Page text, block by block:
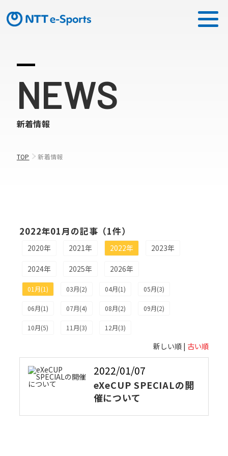
ミッション
ソリューション
ピックアップ
ニュース
NEWS
新着情報
TOP 新着情報
2022年01月の記事（1件）
2020年 2021年 2022年 2023年
2024年 2025年 2026年
01月(1) 03月(2) 04月(1) 05月(3)
06月(1) 07月(4) 08月(2) 09月(2)
10月(5) 11月(3) 12月(3)
新しい順 | 古い順
2022/01/07
eXeCUP SPECIALの開
催について